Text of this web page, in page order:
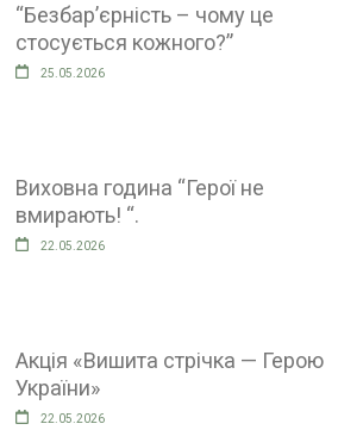
“Безбар’єрність – чому це
стосується кожного?”
25.05.2026
Виховна година “Герої не
вмирають! “.
22.05.2026
Акція «Вишита стрічка — Герою
України»
22.05.2026